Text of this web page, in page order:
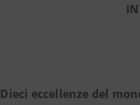
Dieci eccellenze del